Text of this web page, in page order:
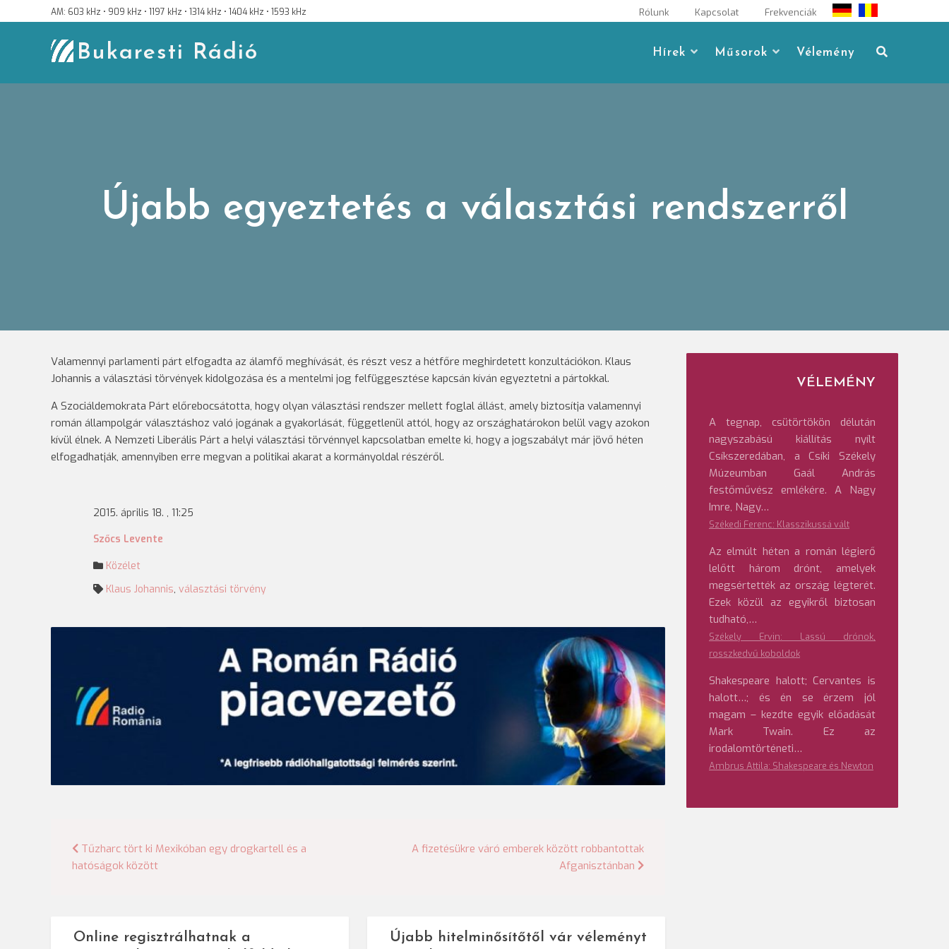
to
AM: 603 kHz • 909 kHz • 1197 kHz • 1314 kHz • 1404 kHz • 1593 kHz Rólunk Kapcsolat Frekvenciák
Bukaresti Rádió Hírek Műsorok Vélemény
Újabb egyeztetés a választási rendszerről
Valamennyi parlamenti párt elfogadta az álamfő meghívását, és részt vesz a hétfőre meghirdetett konzultációkon. Klaus
Johannis a választási törvények kidolgozása és a mentelmi jog felfüggesztése kapcsán kíván egyeztetni a pártokkal.
A Szociáldemokrata Párt előrebocsátotta, hogy olyan választási rendszer mellett foglal állást, amely biztosítja valamennyi
román állampolgár választáshoz való jogának a gyakorlását, függetlenül attól, hogy az országhatárokon belül vagy azokon
kívül élnek. A Nemzeti Liberális Párt a helyi választási törvénnyel kapcsolatban emelte ki, hogy a jogszabályt már jövő héten
elfogadhatják, amennyiben erre megvan a politikai akarat a kormányoldal részéről.
2015. április 18. , 11:25
Szőcs Levente
Közélet
Klaus Johannis, választási törvény
Bejegyzés
navigáció
Tűzharc tört ki Mexikóban egy drogkartell és a
hatóságok között
A fizetésükre váró emberek között robbantottak
Afganisztánban
Online regisztrálhatnak a
Újabb hitelminősítőtől vár véleményt
VÉLEMÉNY
A tegnap, csütörtökön délután
nagyszabású kiállítás nyílt
Csíkszeredában, a Csíki Székely
Múzeumban Gaál András
festőművész emlékére. A Nagy
Imre, Nagy…
Székedi Ferenc: Klasszikussá vált
Az elmúlt héten a román légierő
lelőtt három drónt, amelyek
megsértették az ország légterét.
Ezek közül az egyikről biztosan
tudható,…
Székely Ervin: Lassú drónok,
rosszkedvű koboldok
Shakespeare halott; Cervantes is
halott…; és én se érzem jól
magam – kezdte egyik előadását
Mark Twain. Ez az
irodalomtörténeti…
Ambrus Attila: Shakespeare és Newton